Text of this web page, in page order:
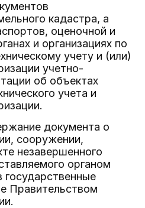
кадастра, а
оценочной и
и организациях по
учету и (или)
учетно-
об объектах
учета и
документа о
сооружении,
незавершенного
органом
государственные
Правительством